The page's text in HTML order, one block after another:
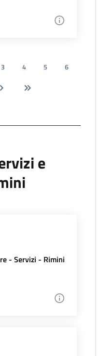
3 4 5
6
e
- Servizi - Rimini